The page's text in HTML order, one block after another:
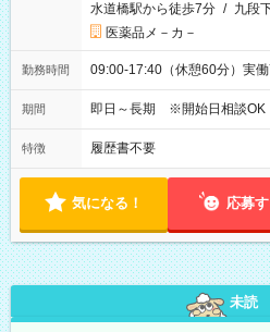
水道橋駅から徒歩7分 / 九段
医薬品メ－カ－
勤務時間 09:00-17:40（休憩60分）実
期間 即日～長期 ※開始日相談OK
特徴 履歴書不要
気になる！ 応募
未読